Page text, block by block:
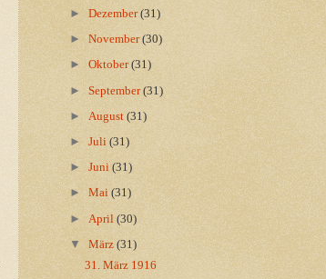
►Dezember(31)
►November(30)
►Oktober(31)
►September(31)
► August(31)
►Juli(31)
►Juni(31)
►Mai(31)
► April(30)
▼März(31)
31. März 1916